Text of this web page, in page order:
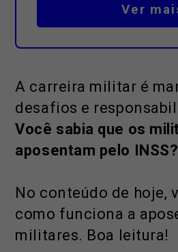
A carreira militar é
desafios e
Você sabia que os
aposentam pelo INSS?
No conteúdo de hoje,
como funciona a
militares. Boa leitura!
Ver